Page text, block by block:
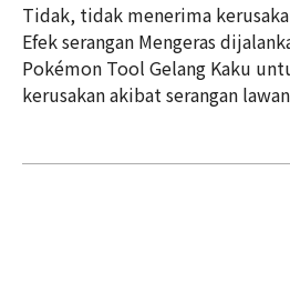
Tidak, tidak menerima
Efek serangan Mengeras
Pokémon Tool Gelang Kaku
kerusakan akibat serangan